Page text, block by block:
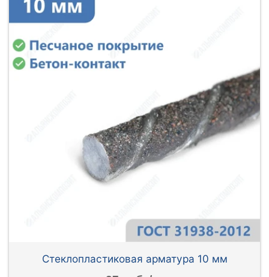
Стеклопластиковая арматура 10 мм